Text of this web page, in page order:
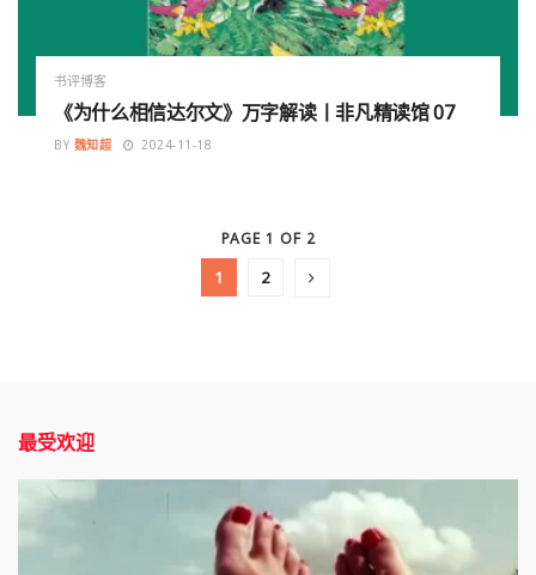
书评博客
《为什么相信达尔文》万字解读丨非凡精读馆 07
BY 魏知超 2024-11-18
PAGE 1 OF 2
1 2
最受欢迎